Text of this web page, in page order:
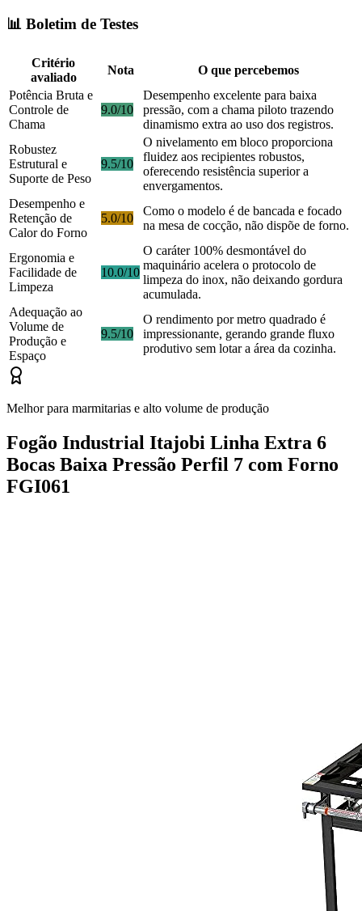
📊 Boletim de Testes
Critério
avaliado
Nota
O que percebemos
Potência Bruta e
Controle de
Chama
9.0/10
Desempenho excelente para baixa
pressão, com a chama piloto trazendo
dinamismo extra ao uso dos registros.
Robustez
Estrutural e
Suporte de Peso
9.5/10
O nivelamento em bloco proporciona
fluidez aos recipientes robustos,
oferecendo resistência superior a
envergamentos.
Desempenho e
Retenção de
Calor do Forno
5.0/10
Como o modelo é de bancada e focado
na mesa de cocção, não dispõe de forno.
Ergonomia e
Facilidade de
Limpeza
10.0/10
O caráter 100% desmontável do
maquinário acelera o protocolo de
limpeza do inox, não deixando gordura
acumulada.
Adequação ao
Volume de
Produção e
Espaço
9.5/10
O rendimento por metro quadrado é
impressionante, gerando grande fluxo
produtivo sem lotar a área da cozinha.
Melhor para marmitarias e alto volume de produção
Fogão Industrial Itajobi Linha Extra 6
Bocas Baixa Pressão Perfil 7 com Forno
FGI061